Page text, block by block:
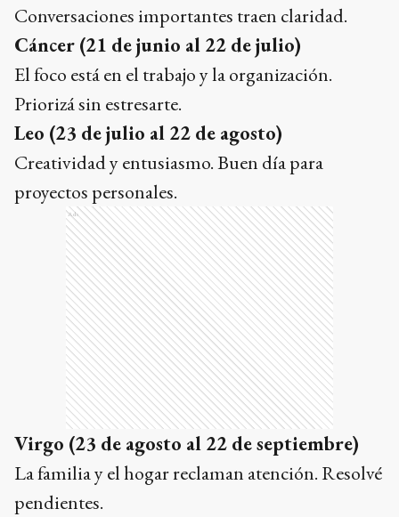
Conversaciones importantes traen claridad.
Cáncer (21 de junio al 22 de julio)
El foco está en el trabajo y la organización.
Priorizá sin estresarte.
Leo (23 de julio al 22 de agosto)
Creatividad y entusiasmo. Buen día para
proyectos personales.
Ads
Virgo (23 de agosto al 22 de septiembre)
La familia y el hogar reclaman atención. Resolvé
pendientes.